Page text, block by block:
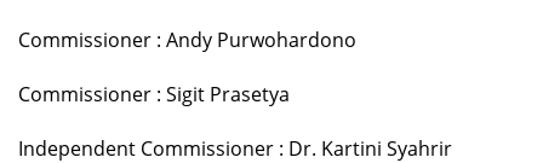
Commissioner : Andy Purwohardono
Commissioner : Sigit Prasetya
Independent Commissioner : Dr. Kartini Syahrir